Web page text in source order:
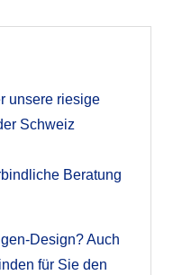
unsere riesige
Schweiz
Beratung
Design? Auch
für Sie den